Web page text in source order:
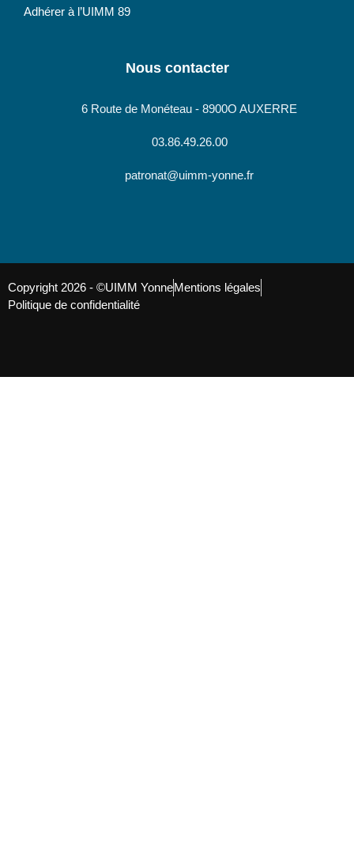
Adhérer à l’UIMM 89
Nous contacter
6 Route de Monéteau - 8900O AUXERRE
03.86.49.26.00
patronat@uimm-yonne.fr
Copyright 2026 - ©UIMM YonneMentions légales
Politique de confidentialité